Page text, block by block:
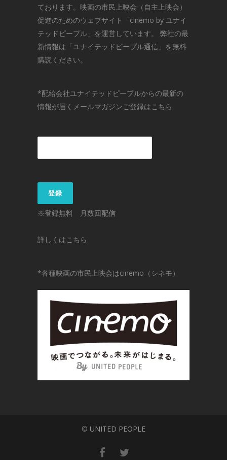
ております。映画の市民上映会（自主上映会）
促進のためのウェブサイト「cinemo by ユナイ
テッドピープル 」を運営しています。 弊社の最
新情報は「 ユナイテッドピープル通信 」を無料
購読ください。
*配給会社ユナイテッドピープルからの最新の
情報が届くメールマガジンご登録はこちら
※登録無料 月数回配信
詳しくはこちら
*各種映画の市民上映会はcinemo（シネモ）
© UNITED PEOPLE